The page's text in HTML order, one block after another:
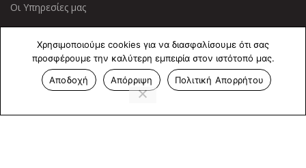
Οι Υπηρεσίες μας
ΠΛΗΡΟΦΟΡΙΕΣ
Πολιτική Απορρήτου
Cookies
Επικοινωνία
Χρησιμοποιούμε cookies για να διασφαλίσουμε ότι σας
προσφέρουμε την καλύτερη εμπειρία στον ιστότοπό μας.
Αποδοχή
Απόρριψη Πολιτική Απορρήτου